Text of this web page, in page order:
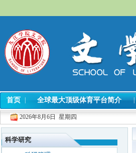
首页 全球最大顶级体育平台简介 |
2026年8月6日 星期四
科学研究